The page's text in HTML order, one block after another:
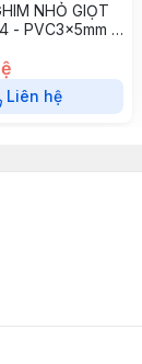
NHỎ GIỌT
- PVC3x5mm -
Liên hệ